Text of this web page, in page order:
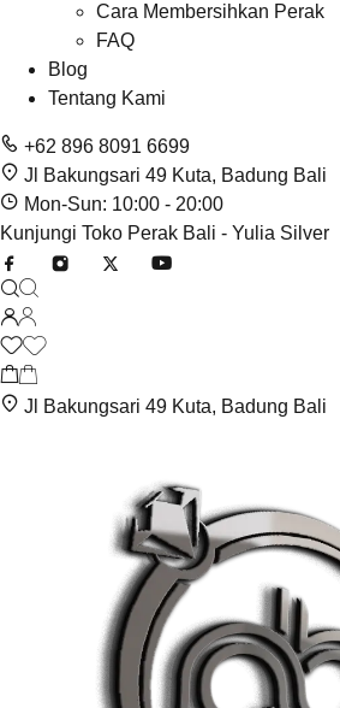
Cara Membersihkan Perak
FAQ
Blog
Tentang Kami
+62 896 8091 6699
Jl Bakungsari 49 Kuta, Badung Bali
Mon-Sun: 10:00 - 20:00
Kunjungi Toko Perak Bali - Yulia Silver
Jl Bakungsari 49 Kuta, Badung Bali